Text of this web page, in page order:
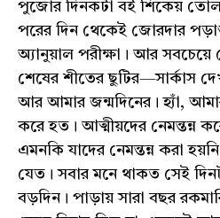
পুজোর দিনকটা বই শিকেয়
পরের দিন থেকেই জোরদার
অ্যানুয়াল পরীক্ষা। আর সবচেয়ে
শেষের শীতের ছুটির—সার্কাস
আর আমার জন্মদিনের। হ্যাঁ,
করে হত। আত্মীয়দের নেমন্তন্ন
এমনকি যাদের নেমন্তন্ন করা
যেত। সবার মনে থাকত সেই
বড়দিন। পাড়ায় সারা বছর